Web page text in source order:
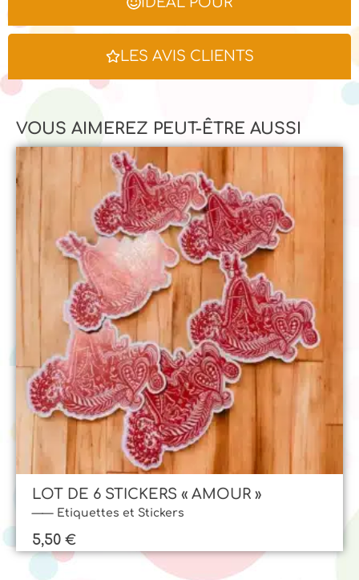
LES AVIS CLIENTS
VOUS AIMEREZ PEUT-ÊTRE AUSSI
Etiquettes et Stickers
LOT DE 6 STICKERS « AMOUR »
5,50 €